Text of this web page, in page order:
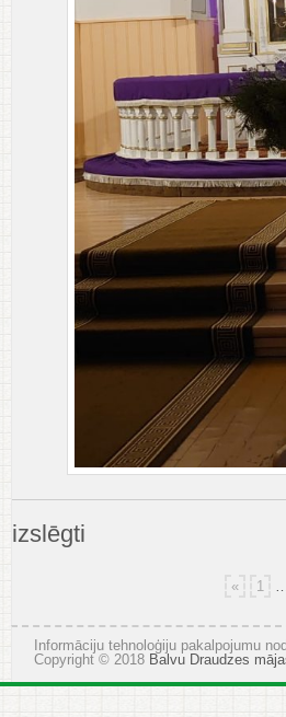
izslēgti
« 1
Informāciju tehnoloģiju pakalpojumu
Copyright © 2018 Balvu Draudzes